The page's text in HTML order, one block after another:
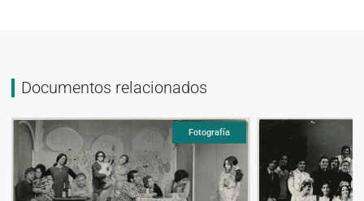
Documentos relacionados
Fotografía